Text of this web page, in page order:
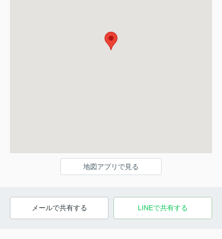
地図アプリで見る
メールで共有する LINEで共有する